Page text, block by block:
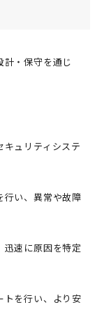
計・保守を通じ
ュリティシステ
行い、異常や故障
迅速に原因を特定
トを行い、より安